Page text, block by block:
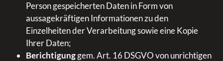
Person gespeicherten Daten in Form von
aussagekräftigen Informationen zu den
Einzelheiten der Verarbeitung sowie eine Kopie
Ihrer Daten;
Berichtigunggem. Art. 16 DSGVO von unrichtigen